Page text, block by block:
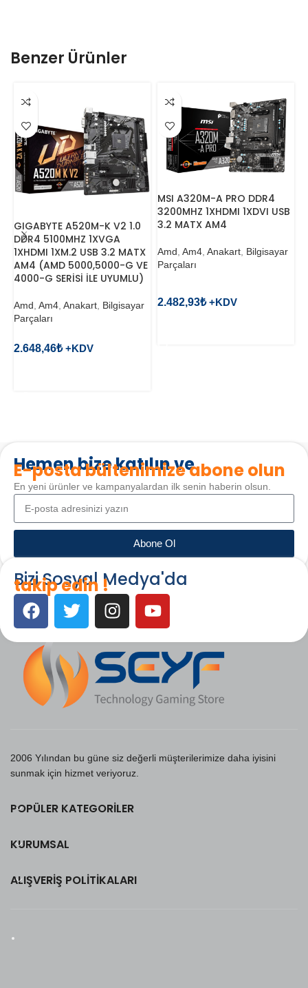
Benzer Ürünler
GIGABYTE A520M-K V2 1.0
DDR4 5100MHZ 1XVGA
1XHDMI 1XM.2 USB 3.2 MATX
AM4 (AMD 5000,5000-G VE
4000-G SERİSİ İLE UYUMLU)
Amd ,Am4 ,Anakart Bilgisayar
Parçaları
2.648,46₺
MSI A320M-A PRO DDR4
3200MHZ 1XHDMI 1XDVI USB
3.2 MATX AM4
Amd, Am4, Anakart, Bilgisayar
Parçaları
2.482,93₺
Hemen bize katılın ve
E-posta bültenimize abone olun
En yeni ürünler ve kampanyalardan ilk senin haberin olsun.
Abone Ol
Bizi Sosyal Medya'da
takip edin !
2006 Yılından bu güne siz değerli müşterilerimize daha iyisini
sunmak için hizmet veriyoruz.
POPÜLER KATEGORILER
KURUMSAL
ALIŞVERIŞ POLITIKALARI